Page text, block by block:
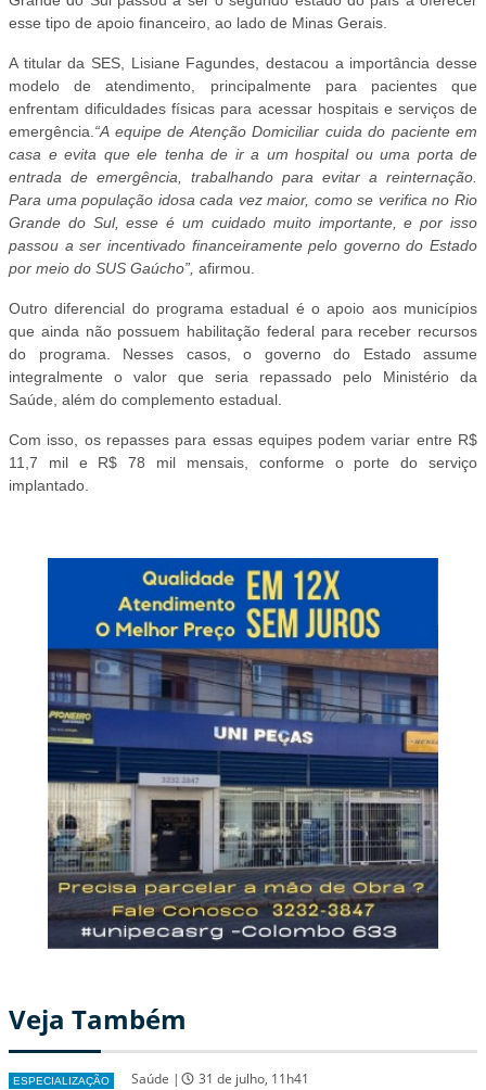
esse tipo de apoio financeiro, ao lado de Minas Gerais.
A titular da SES, Lisiane Fagundes, destacou a importância desse
modelo de atendimento, principalmente para pacientes que
enfrentam dificuldades físicas para acessar hospitais e serviços de
emergência.“A equipe de Atenção Domiciliar cuida do paciente em
casa e evita que ele tenha de ir a um hospital ou uma porta de
entrada de emergência, trabalhando para evitar a reinternação.
Para uma população idosa cada vez maior, como se verifica no Rio
Grande do Sul, esse é um cuidado muito importante, e por isso
passou a ser incentivado financeiramente pelo governo do Estado
por meio do SUS Gaúcho”, afirmou.
Outro diferencial do programa estadual é o apoio aos municípios
que ainda não possuem habilitação federal para receber recursos
do programa. Nesses casos, o governo do Estado assume
integralmente o valor que seria repassado pelo Ministério da
Saúde, além do complemento estadual.
Com isso, os repasses para essas equipes podem variar entre R$
11,7 mil e R$ 78 mil mensais, conforme o porte do serviço
implantado.
Veja Também
ESPECIALIZAÇÃO Saúde | 31 de julho, 11h41